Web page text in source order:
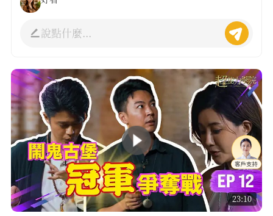
說點什麼...
23:10